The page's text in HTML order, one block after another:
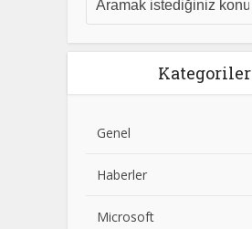
Kategoriler
Genel
Haberler
Microsoft